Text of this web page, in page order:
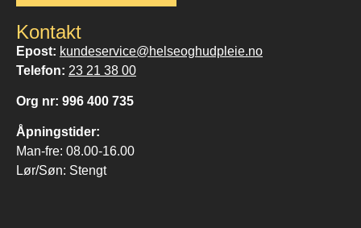
Kontakt
Epost: kundeservice@helseoghudpleie.no
Telefon: 23 21 38 00
Org nr: 996 400 735
Åpningstider:
Man-fre: 08.00-16.00
Lør/Søn: Stengt